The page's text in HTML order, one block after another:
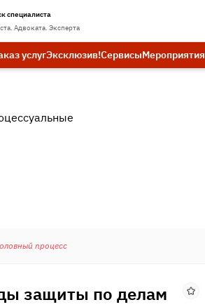
специалиста
Адвоката. Эксперта
услугЭксклюзив!СервисыМероприятия
процесс
защиты по делам